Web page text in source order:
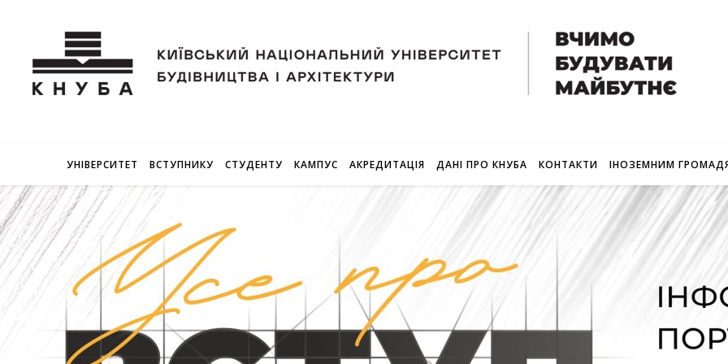
УНІВЕРСИТЕТ ВСТУПНИКУ СТУДЕНТУ КАМПУС АКРЕДИТАЦІЯ ДАНІ ПРО КНУБА КОНТАКТИ ІНОЗЕМНИМ